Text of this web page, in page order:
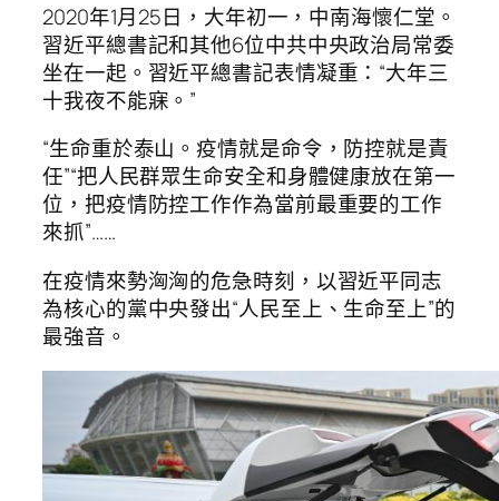
2020年1月25日，大年初一，中南海懷仁堂。
習近平總書記和其他6位中共中央政治局常委
坐在一起。習近平總書記表情凝重：“大年三
十我夜不能寐。”
“生命重於泰山。疫情就是命令，防控就是責
任”“把人民群眾生命安全和身體健康放在第一
位，把疫情防控工作作為當前最重要的工作
來抓”……
在疫情來勢洶洶的危急時刻，以習近平同志
為核心的黨中央發出“人民至上、生命至上”的
最強音。